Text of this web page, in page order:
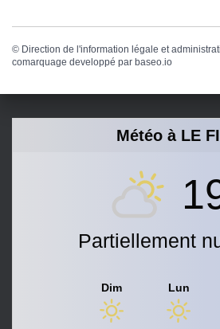
© Direction de l'information légale et
comarquage developpé par baseo.io
Météo à LE
Partiellement
Dim Lun